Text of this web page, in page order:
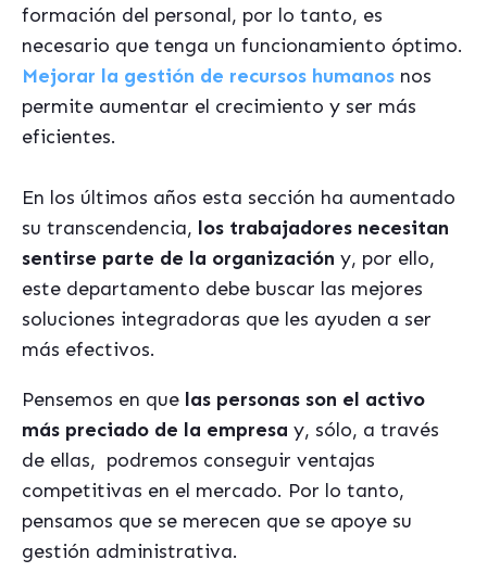
formación del personal, por lo tanto, es
necesario que tenga un funcionamiento óptimo.
Mejorar la gestión de recursos humanos nos
permite aumentar el crecimiento y ser más
eficientes.
En los últimos años esta sección ha aumentado
su transcendencia, los trabajadores necesitan
sentirse parte de la organización y, por ello,
este departamento debe buscar las mejores
soluciones integradoras que les ayuden a ser
más efectivos.
Pensemos en que las personas son el activo
más preciado de la empresa y, sólo, a través
de ellas, podremos conseguir ventajas
competitivas en el mercado. Por lo tanto,
pensamos que se merecen que se apoye su
gestión administrativa.